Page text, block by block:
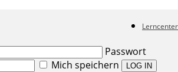
Lerncenter
Passwort
Mich speichern